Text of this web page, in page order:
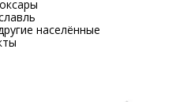
населённые